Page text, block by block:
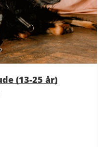
(13-25 år)